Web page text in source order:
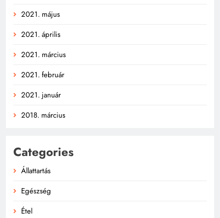
2021. május
2021. április
2021. március
2021. február
2021. január
2018. március
Categories
Állattartás
Egészség
Étel